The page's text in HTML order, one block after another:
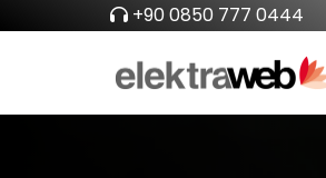
+90 0850 777 0444